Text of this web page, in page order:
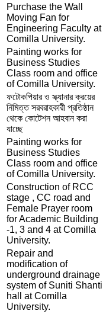
Purchase the Wall
Moving Fan for
Engineering Faculty at
Comilla University.
Painting works for
Business Studies
Class room and office
of Comilla University.
ফটোকপিয়ার ও স্ক্যানার ক্রয়ের
নিমিত্ত সরবরাহকারী প্রতিষ্ঠান
থেকে কোটেশন আহবান করা
যাচ্ছে
Painting works for
Business Studies
Class room and office
of Comilla University.
Construction of RCC
stage , CC road and
Female Prayer room
for Academic Building
-1, 3 and 4 at Comilla
University.
Repair and
modification of
underground drainage
system of Suniti Shanti
hall at Comilla
University.